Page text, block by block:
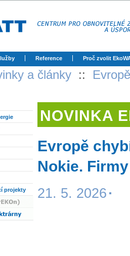
Reference Proč zvolit
a články ::
projekty
NOVINKA
Evropě
Nokie.
21. 5. 2026